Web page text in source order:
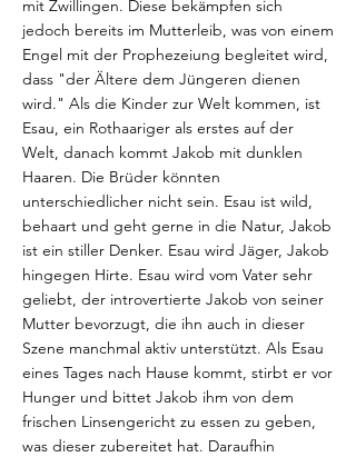
mit Zwillingen. Diese bekämpfen sich
jedoch bereits im Mutterleib, was von einem
Engel mit der Prophezeiung begleitet wird,
dass "der Ältere dem Jüngeren dienen
wird." Als die Kinder zur Welt kommen, ist
Esau, ein Rothaariger als erstes auf der
Welt, danach kommt Jakob mit dunklen
Haaren. Die Brüder könnten
unterschiedlicher nicht sein. Esau ist wild,
behaart und geht gerne in die Natur, Jakob
ist ein stiller Denker. Esau wird Jäger, Jakob
hingegen Hirte. Esau wird vom Vater sehr
geliebt, der introvertierte Jakob von seiner
Mutter bevorzugt, die ihn auch in dieser
Szene manchmal aktiv unterstützt. Als Esau
eines Tages nach Hause kommt, stirbt er vor
Hunger und bittet Jakob ihm von dem
frischen Linsengericht zu essen zu geben,
was dieser zubereitet hat. Daraufhin